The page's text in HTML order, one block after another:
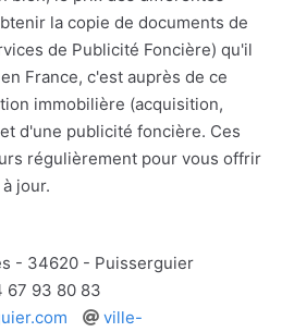
la copie de documents de
de Publicité Foncière) qu'il
France, c'est auprès de ce
immobilière (acquisition,
d'une publicité foncière. Ces
régulièrement pour vous offrir
jour.
- 34620 - Puisserguier
67 93 80 83
Site
ville-